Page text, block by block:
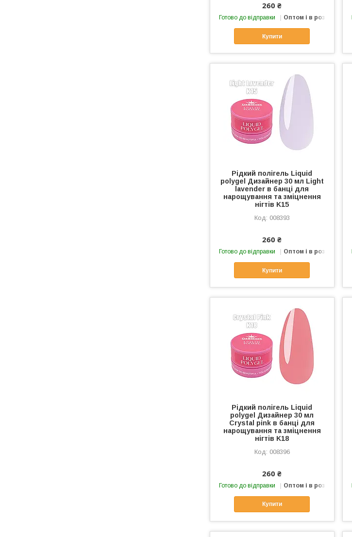
260 ₴
Готово до відправки Оптом і в роздріб
Купити
Рідкий полігель Liquid
polygel Дизайнер 30 мл Light
lavender в банці для
нарощування та зміцнення
нігтів K15
008393
260 ₴
Готово до відправки Оптом і в роздріб
Купити
Рідкий полігель Liquid
polygel Дизайнер 30 мл
Crystal pink в банці для
нарощування та зміцнення
нігтів K18
008396
260 ₴
Готово до відправки Оптом і в роздріб
Купити